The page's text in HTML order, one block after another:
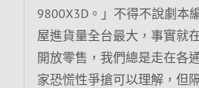
9800X3D。」不得不說劇本
屋進貨量全台最大，事實就
開放零售，我們總是走在各
家恐慌性爭搶可以理解，但